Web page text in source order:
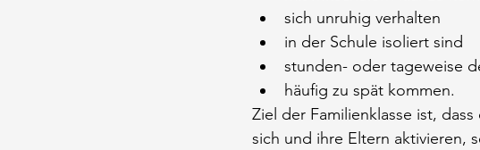
sich unruhig verhalten
in der Schule isoliert sind
stunden- oder tageweise
häufig zu spät kommen.
Ziel der Familienklasse ist,
sich und ihre Eltern aktivieren,